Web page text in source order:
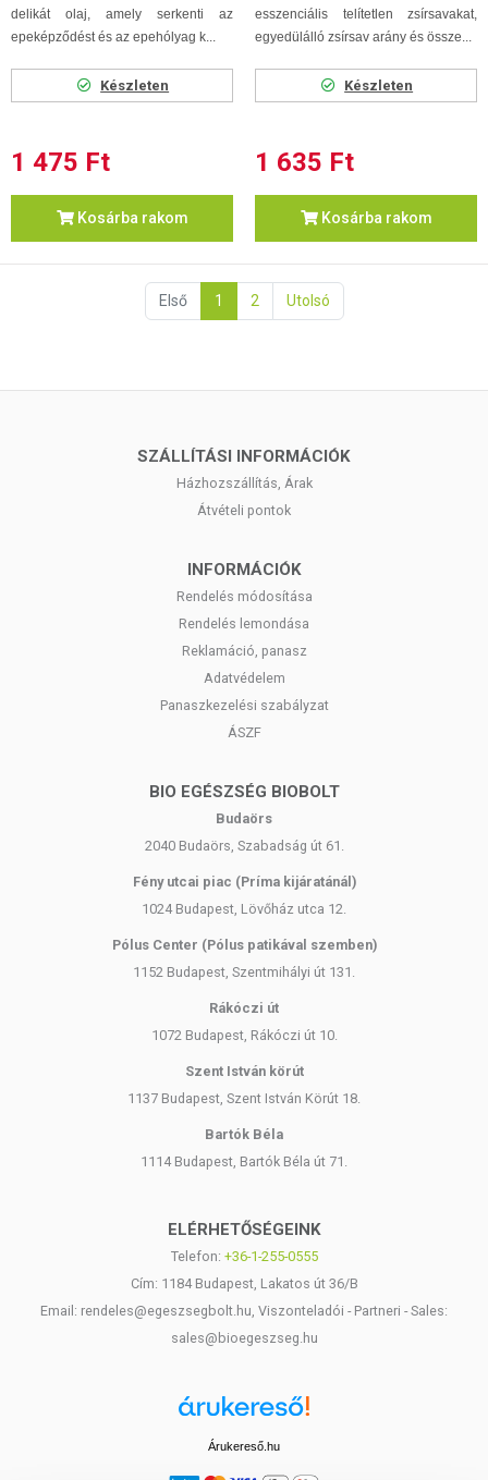
delikát olaj, amely serkenti az
epeképződést és az epehólyag k...
Készleten
1 475 Ft
Kosárba rakom
esszenciális telítetlen zsírsavakat,
egyedülálló zsírsav arány és össze...
Készleten
1 635 Ft
Kosárba rakom
Első 1 2 Utolsó
SZÁLLÍTÁSI INFORMÁCIÓK
Házhozszállítás, Árak
Átvételi pontok
INFORMÁCIÓK
Rendelés módosítása
Rendelés lemondása
Reklamáció, panasz
Adatvédelem
Panaszkezelési szabályzat
ÁSZF
BIO EGÉSZSÉG BIOBOLT
Budaörs
2040 Budaörs, Szabadság út 61.
Fény utcai piac (Príma kijáratánál)
1024 Budapest, Lövőház utca 12.
Pólus Center (Pólus patikával szemben)
1152 Budapest, Szentmihályi út 131.
Rákóczi út
1072 Budapest, Rákóczi út 10.
Szent István körút
1137 Budapest, Szent István Körút 18.
Bartók Béla
1114 Budapest, Bartók Béla út 71.
ELÉRHETŐSÉGEINK
Telefon: +36-1-255-0555
Cím: 1184 Budapest, Lakatos út 36/B
Email: rendeles@egeszsegbolt.hu, Viszonteladói - Partneri - Sales:
sales@bioegeszseg.hu
Árukereső.hu